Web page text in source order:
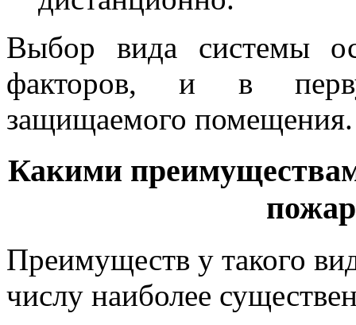
Выбор вида системы
факторов, и в
защищаемого помещения.
Какими
Преимуществ у такого
числу наиболее